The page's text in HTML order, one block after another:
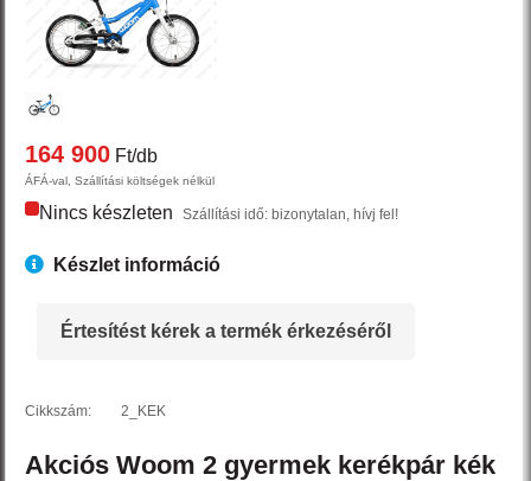
164 900 Ft/db
ÁFÁ-val, Szállítási költségek nélkül
Nincs készleten Szállítási idő: bizonytalan, hívj fel!
Készlet információ
Értesítést kérek a termék érkezéséről
Cikkszám: 2_KEK
AkciósWoom2 gyermek kerékpár kék